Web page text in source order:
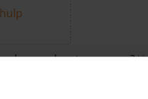
kenmerken toevoegen?